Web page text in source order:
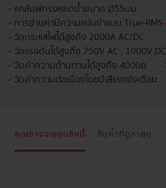
- แคล้มพ์ทรงหยดน้ำขนาด Ø55มม.
- การอ่านค่ามีความแม่นยำแบบ True-RMS
- วัดกระแสไฟได้สูงถึง 2000A AC/DC
- วัดแรงดันได้สูงถึง 750V AC , 1000V DC
- วัดค่าความต้านทานได้สูงถึง 4000ꭥ
- วัดค่าความต่อเนื่องโดยมีเสียงแจ้งเตือน
คุณอาจจะชอบสิ่งนี้ สินค้าที่ดูล่าสุด